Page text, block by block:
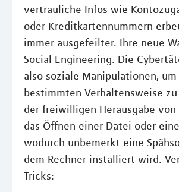
vertrauliche Infos wie
oder Kreditkartennummern
immer ausgefeilter. Ihre neue
Social Engineering. Die
also soziale Manipulationen, um
bestimmten Verhaltensweise
der freiwilligen Herausgabe von
das Öffnen einer Datei oder
wodurch unbemerkt eine
dem Rechner installiert wird.
Tricks: